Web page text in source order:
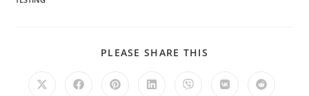
PLEASE SHARE THIS